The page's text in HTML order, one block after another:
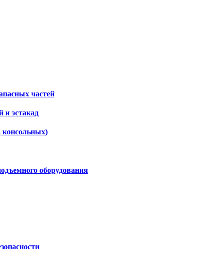
частей
и эстакад
консольных)
оборудования